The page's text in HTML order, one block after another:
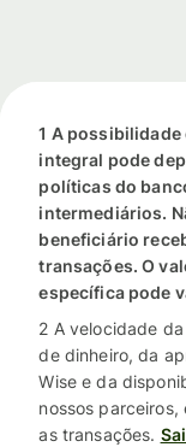
1 A
integral pode
políticas do
intermediários.
beneficiário
transações. O
específica pode
2 A velocidade
de dinheiro, da
Wise e da
nossos
as transações.